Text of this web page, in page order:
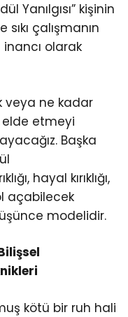
Yanılgısı” kişinin
çalışmanın
olarak
veya ne kadar
elde etmeyi
Başka
hayal kırıklığı,
açabilecek
modelidir.
kötü bir ruh hali